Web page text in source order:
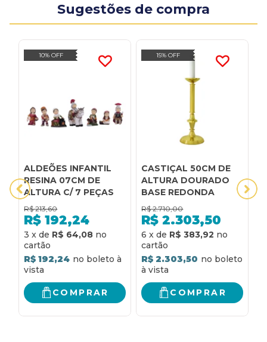
Sugestões de compra
10% OFF
ALDEÕES INFANTIL
RESINA 07CM DE
ALTURA C/ 7 PEÇAS
R$ 213,60
R$ 192,24
3 x de R$ 64,08
R$ 192,24
COMPRAR
15% OFF
CASTIÇAL 50CM DE
ALTURA DOURADO
BASE REDONDA
R$ 2.710,00
R$ 2.303,50
6 x de R$ 383,92
R$ 2.303,50
COMPRAR